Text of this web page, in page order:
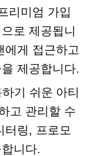
리미엄 가입
로 제공됩니
에게 접근하고
제공합니다.
하기 쉬운 아티
고 관리할 수
터링, 프로모
니다.